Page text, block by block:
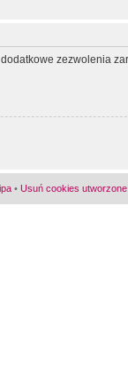
zezwolenia
• Usuń cookies